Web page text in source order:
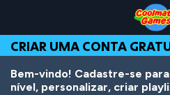
Top
of
Page
Navigation
Main
Content
Footer
o
conteúdo
principal
CRIAR UMA CONTA
Bem-vindo! Cadastre-se
nível, personalizar, criar